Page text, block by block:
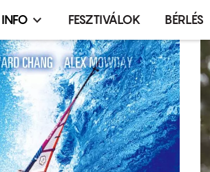
Infó,
esemény,
terembérlés
menü
INFO FESZTIVÁLOK BÉRLÉS